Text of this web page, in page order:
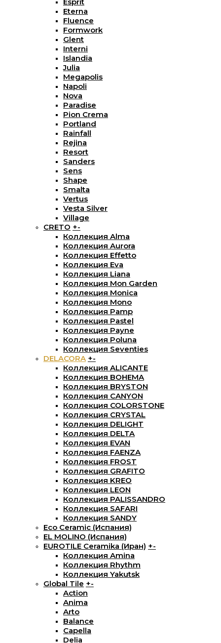
Eterna
Fluence
Formwork
Glent
Interni
Islandia
Julia
Megapolis
Napoli
Nova
Paradise
Pion Crema
Portland
Rainfall
Rejina
Resort
Sanders
Sens
Shape
Smalta
Vertus
Vesta Silver
Village
CRETO +-
Коллекция Alma
Коллекция Aurora
Коллекция Effetto
Коллекция Eva
Коллекция Liana
Коллекция Mon Garden
Коллекция Monica
Коллекция Mono
Коллекция Pamp
Коллекция Pastel
Коллекция Payne
Коллекция Poluna
Коллекция Seventies
DELACORA +-
Коллекция ALICANTE
Коллекция BOHEMA
Коллекция BRYSTON
Коллекция CANYON
Коллекция COLORSTONE
Коллекция CRYSTAL
Коллекция DELIGHT
Коллекция DELTA
Коллекция EVAN
Коллекция FAENZA
Коллекция FROST
Коллекция GRAFITO
Коллекция KREO
Коллекция LEON
Коллекция PALISSANDRO
Коллекция SAFARI
Коллекция SANDY
Eco Ceramic (Испания)
EL MOLINO (Испания)
EUROTILE Ceramika (Иран) +-
Коллекция Amina
Коллекция Rhythm
Коллекция Yakutsk
Global Tile +-
Action
Anima
Arto
Balance
Capella
Delia